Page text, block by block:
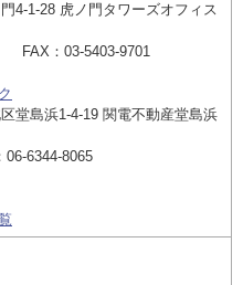
4-1-28 虎ノ門タワーズオフィス
FAX：03-5403-9701
堂島浜1-4-19 関電不動産堂島浜
6344-8065